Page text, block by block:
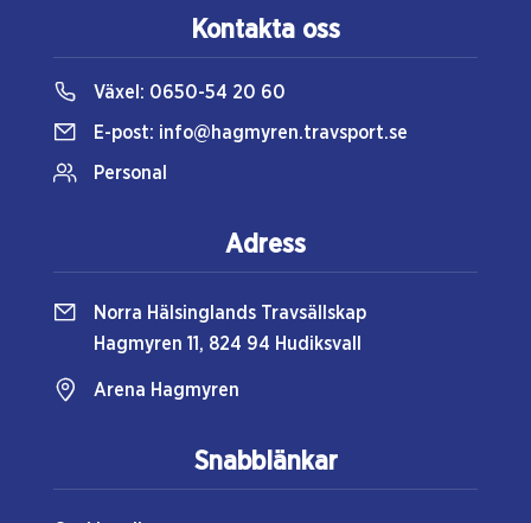
Snabblänkar
Kontakta oss
Växel: 0650-54 20 60
E-post: info@hagmyren.travsport.se
Personal
Adress
Norra Hälsinglands Travsällskap
Hagmyren 11, 824 94 Hudiksvall
Arena Hagmyren